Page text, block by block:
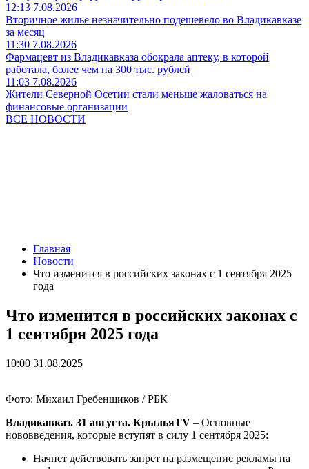
12:13 7.08.2026
Вторичное жилье незначительно подешевело во Владикавказе
за месяц
11:30 7.08.2026
Фармацевт из Владикавказа обокрала аптеку, в которой
работала, более чем на 300 тыс. рублей
11:03 7.08.2026
Жители Северной Осетии стали меньше жаловаться на
финансовые организации
ВСЕ НОВОСТИ
Главная
Новости
Что изменится в российских законах с 1 сентября 2025
года
Что изменится в российских законах с
1 сентября 2025 года
10:00 31.08.2025
Фото: Михаил Гребенщиков / РБК
Владикавказ. 31 августа. КрыльяTV – Основные
нововведения, которые вступят в силу 1 сентября 2025:
Начнет действовать запрет на размещение рекламы на